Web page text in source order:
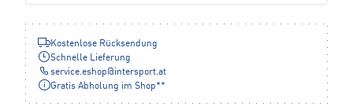
Kostenlose Rücksendung
Schnelle Lieferung
service.eshop@ intersport.at
Gratis Abholung im Shop**